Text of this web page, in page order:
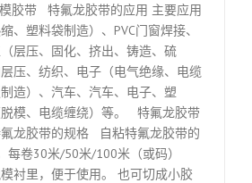
胶带 特氟龙胶带的应用 主要应用
、塑料袋制造）、PVC门窗焊接、
层压、固化、挤出、铸造、硫
压、纺织、电子（电气绝缘、电缆
造）、汽车、汽车、电子、塑
模、电缆缠绕）等。 特氟龙胶带
胶带的规格 自粘特氟龙胶带的
每卷30米/50米/100米（或码）
衬里，便于使用。 也可切成小胶